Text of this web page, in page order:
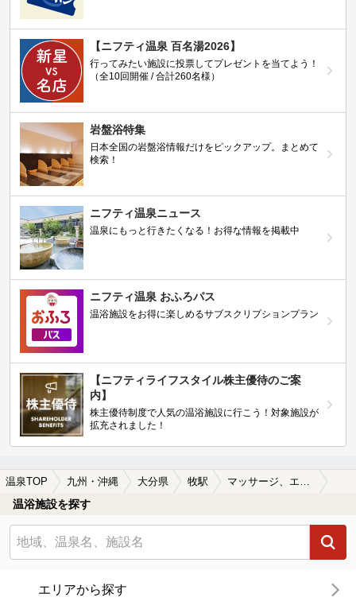
【ニフティ温泉 百名湯2026】
行ってみたい施設に投票してプレゼントを当てよう！
（全10回開催 / 合計260名様）
岩盤浴特集
日本全国の岩盤浴情報だけをピックアップ。まとめて
検索！
ニフティ温泉ニュース
温泉にもっと行きたくなる！お得な情報を掲載中
ニフティ温泉 おふろパス
温浴施設をお得に楽しめるサブスクリプションプラン
【ニフティライフスタイル株主優待のご案
内】
株主優待制度で人気の温浴施設に行こう！対象施設が
拡充されました！
温泉TOP 九州・沖縄 大分県 牧駅 マッサージ、エステがある牧駅近くの温泉、日帰り温泉、スーパー銭湯おすすめ
温浴施設を探す
エリアから探す